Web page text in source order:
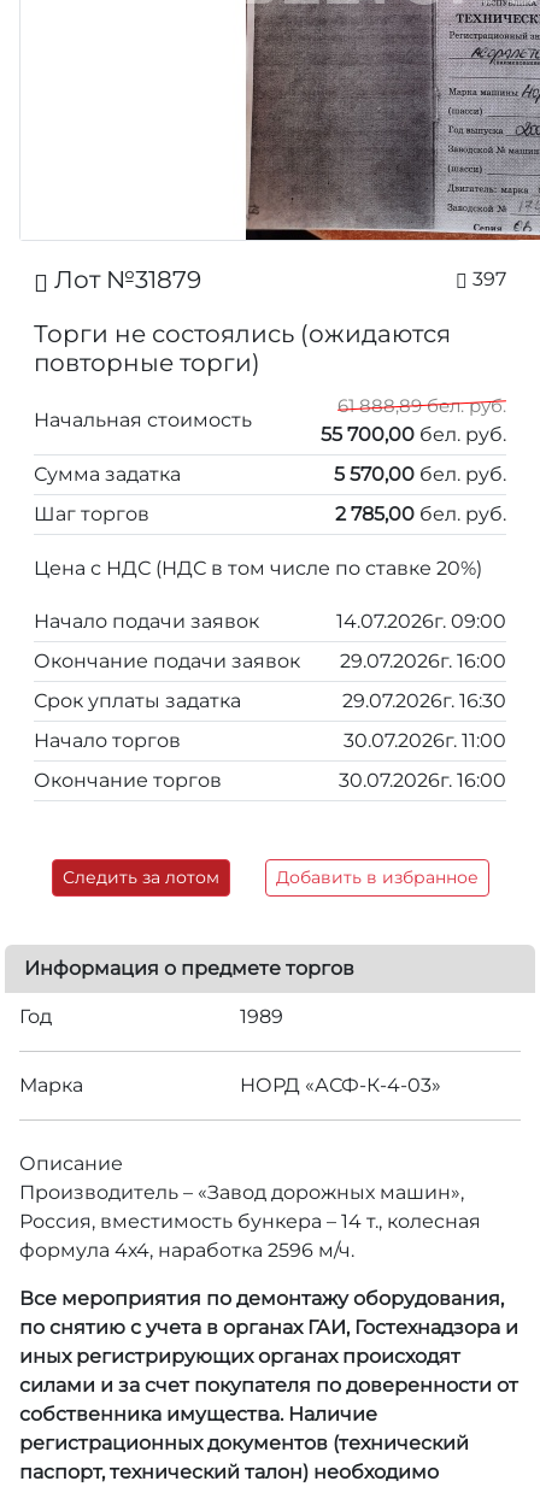
Лот №31879 397
Торги не состоялись (ожидаются
повторные торги)
Начальная стоимость
61 888,89 бел. руб.
55 700,00 бел. руб.
Сумма задатка
5 570,00 бел. руб.
Шаг торгов
2 785,00 бел. руб.
Цена с НДС (НДС в том числе по ставке 20%)
Начало подачи заявок
14.07.2026г. 09:00
Окончание подачи заявок
29.07.2026г. 16:00
Срок уплаты задатка
29.07.2026г. 16:30
Начало торгов
30.07.2026г. 11:00
Окончание торгов
30.07.2026г. 16:00
Следить за лотом Добавить в избранное
Информация о предмете торгов
Год 1989
Марка НОРД «АСФ-К-4-03»
Описание
Производитель – «Завод дорожных машин»,
Россия, вместимость бункера – 14 т., колесная
формула 4х4, наработка 2596 м/ч.
Все мероприятия по демонтажу оборудования,
по снятию с учета в органах ГАИ, Гостехнадзора и
иных регистрирующих органах происходят
силами и за счет покупателя по доверенности от
собственника имущества. Наличие
регистрационных документов (технический
паспорт, технический талон) необходимо